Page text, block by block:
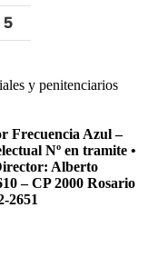
y penitenciarios
Frecuencia Azul –
Nº en tramite •
Alberto
– CP 2000 Rosario
2651